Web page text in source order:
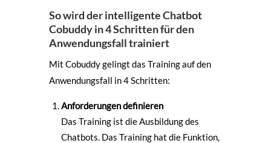
So wird der intelligente Chatbot
Cobuddy in 4 Schritten für den
Anwendungsfall trainiert
Mit Cobuddy gelingt das Training auf den
Anwendungsfall in 4 Schritten:
Anforderungen definieren
Das Training ist die Ausbildung des
Chatbots. Das Training hat die Funktion,